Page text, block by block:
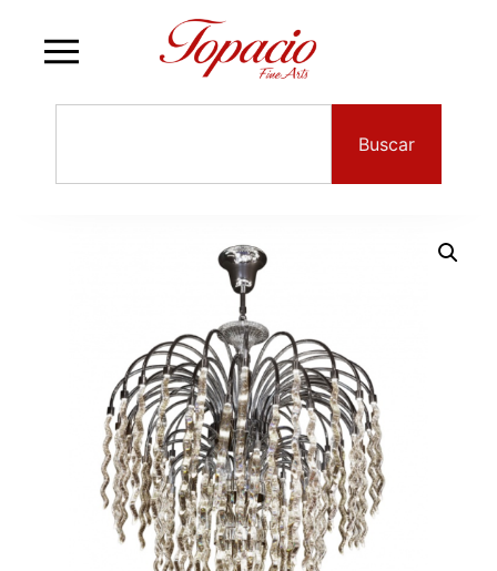
Buscar